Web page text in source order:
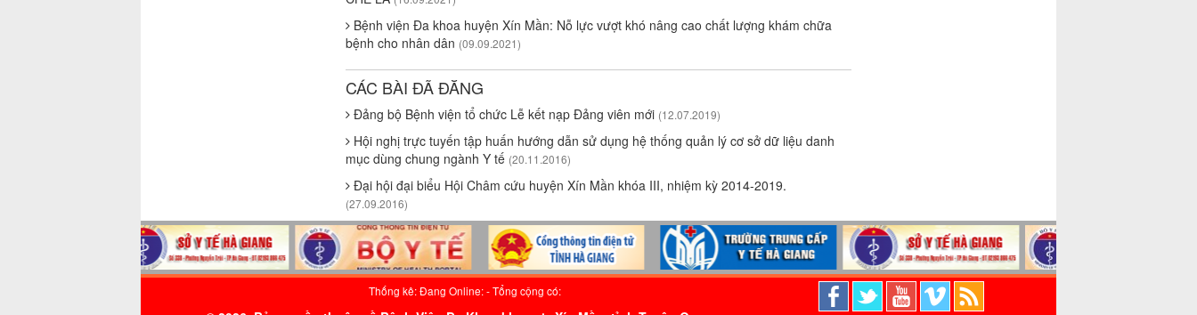
Bệnh viện Đa khoa huyện Xín Mần: Nỗ lực vượt khó nâng cao chất lượng khám chữa
bệnh cho nhân dân (09.09.2021)
CÁC BÀI ĐÃ ĐĂNG
Đảng bộ Bệnh viện tổ chức Lễ kết nạp Đảng viên mới (12.07.2019)
Hội nghị trực tuyến tập huấn hướng dẫn sử dụng hệ thống quản lý cơ sở dữ liệu danh
mục dùng chung ngành Y tế (20.11.2016)
Đại hội đại biểu Hội Châm cứu huyện Xín Mần khóa III, nhiệm kỳ 2014-2019.
(27.09.2016)
Thống kê: Đang Online:- Tổng cộng có: